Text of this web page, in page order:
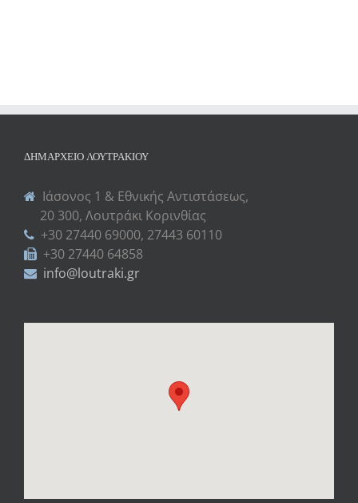
ΔΗΜΑΡΧΕΊΟ ΛΟΥΤΡΑΚΊΟΥ
Ιάσονος 1 & Εθνικής Αντιστάσεως,
20 300, Λουτράκι Κορινθίας
+30 27440 69000, 27443 60110
+30 27440 64858
info@loutraki.gr